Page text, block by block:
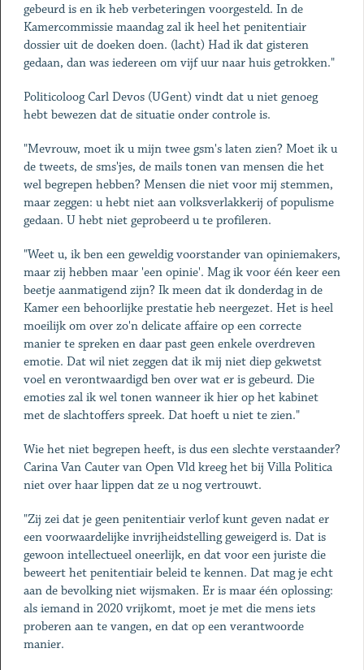
gebeurd is en ik heb verbeteringen voorgesteld. In de
Kamercommissie maandag zal ik heel het penitentiair
dossier uit de doeken doen. (lacht) Had ik dat gisteren
gedaan, dan was iedereen om vijf uur naar huis getrokken."
Politicoloog Carl Devos (UGent) vindt dat u niet genoeg
hebt bewezen dat de situatie onder controle is.
"Mevrouw, moet ik u mijn twee gsm's laten zien? Moet ik u
de tweets, de sms'jes, de mails tonen van mensen die het
wel begrepen hebben? Mensen die niet voor mij stemmen,
maar zeggen: u hebt niet aan volksverlakkerij of populisme
gedaan. U hebt niet geprobeerd u te profileren.
"Weet u, ik ben een geweldig voorstander van opiniemakers,
maar zij hebben maar 'een opinie'. Mag ik voor één keer een
beetje aanmatigend zijn? Ik meen dat ik donderdag in de
Kamer een behoorlijke prestatie heb neergezet. Het is heel
moeilijk om over zo'n delicate affaire op een correcte
manier te spreken en daar past geen enkele overdreven
emotie. Dat wil niet zeggen dat ik mij niet diep gekwetst
voel en verontwaardigd ben over wat er is gebeurd. Die
emoties zal ik wel tonen wanneer ik hier op het kabinet
met de slachtoffers spreek. Dat hoeft u niet te zien."
Wie het niet begrepen heeft, is dus een slechte verstaander?
Carina Van Cauter van Open Vld kreeg het bij Villa Politica
niet over haar lippen dat ze u nog vertrouwt.
"Zij zei dat je geen penitentiair verlof kunt geven nadat er
een voorwaardelijke invrijheidstelling geweigerd is. Dat is
gewoon intellectueel oneerlijk, en dat voor een juriste die
beweert het penitentiair beleid te kennen. Dat mag je echt
aan de bevolking niet wijsmaken. Er is maar één oplossing:
als iemand in 2020 vrijkomt, moet je met die mens iets
proberen aan te vangen, en dat op een verantwoorde
manier.